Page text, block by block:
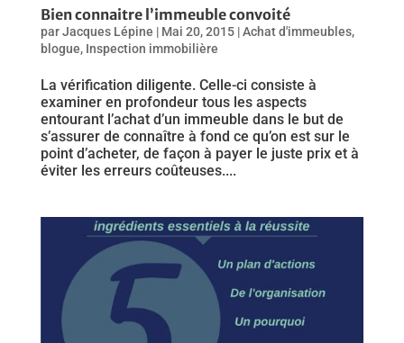
Bien connaitre l’immeuble convoité
parJacques Lépine | Mai 20, 2015|Achat d'immeubles,
blogue, Inspection immobilière
La vérification diligente. Celle-ci consiste à
examiner en profondeur tous les aspects
entourant l’achat d’un immeuble dans le but de
s’assurer de connaître à fond ce qu’on est sur le
point d’acheter, de façon à payer le juste prix et à
éviter les erreurs coûteuses....